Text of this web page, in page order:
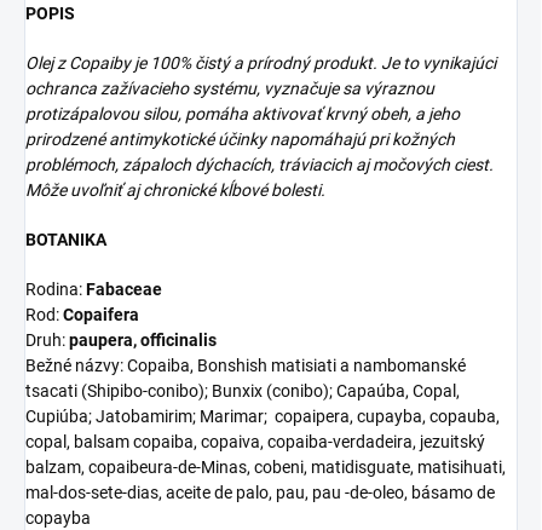
POPIS
Olej z Copaiby je 100% čistý a prírodný produkt. Je to vynikajúci
ochranca zažívacieho systému, vyznačuje sa výraznou
protizápalovou silou, pomáha aktivovať krvný obeh, a jeho
prirodzené antimykotické účinky napomáhajú pri kožných
problémoch, zápaloch dýchacích, tráviacich aj močových ciest.
Môže uvoľniť aj chronické kĺbové bolesti.
BOTANIKA
Rodina:Fabaceae
Rod:Copaifera
Druh:paupera, officinalis
Bežné názvy: Copaiba, Bonshish matisiati a nambomanské
tsacati (Shipibo-conibo); Bunxix (conibo); Capaúba, Copal,
Cupiúba; Jatobamirim; Marimar; copaipera, cupayba, copauba,
copal, balsam copaiba, copaiva, copaiba-verdadeira, jezuitský
balzam, copaibeura-de-Minas, cobeni, matidisguate, matisihuati,
mal-dos-sete-dias, aceite de palo, pau, pau -de-oleo, básamo de
copayba